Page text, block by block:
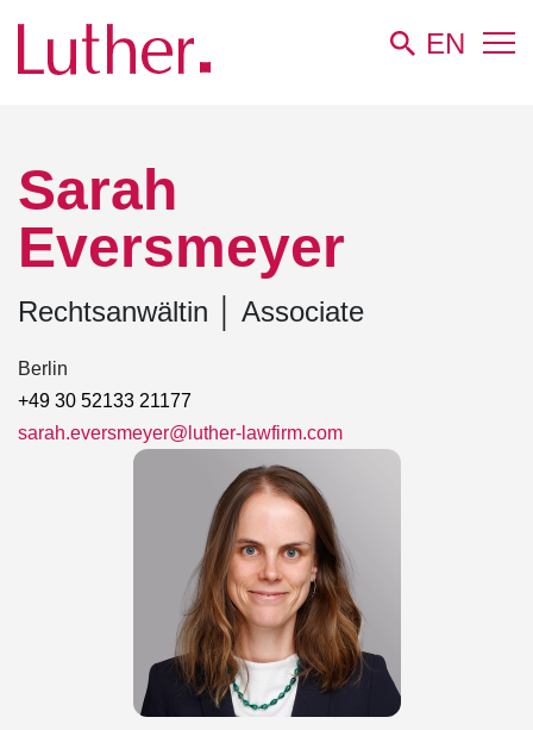
EN
Team
Sarah
Eversmeyer
Rechtsanwältin Associate
Berlin
+49 30 52133 21177
sarah.eversmeyer@luther-lawfirm.com